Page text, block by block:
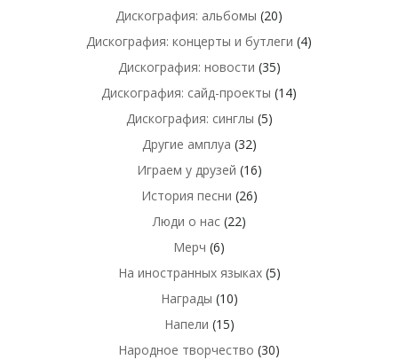
Дискография: альбомы (20)
Дискография: концерты и бутлеги (4)
Дискография: новости (35)
Дискография: сайд-проекты (14)
Дискография: синглы (5)
Другие амплуа (32)
Играем у друзей (16)
История песни (26)
Люди о нас(22)
Мерч (6)
На иностранных языках(5)
Награды (10)
Напели (15)
Народное творчество (30)